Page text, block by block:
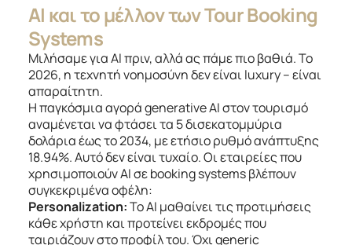
AI και το μέλλον των Tour Booking
Systems
Μιλήσαμε για AI πριν, αλλά ας πάμε πιο βαθιά. Το
2026, η τεχνητή νοημοσύνη δεν είναι luxury – είναι
απαραίτητη.
Η παγκόσμια αγορά generative AI στον τουρισμό
αναμένεται να φτάσει τα 5 δισεκατομμύρια
δολάρια έως το 2034, με ετήσιο ρυθμό ανάπτυξης
18.94%. Αυτό δεν είναι τυχαίο. Οι εταιρείες που
χρησιμοποιούν AI σε booking systems βλέπουν
συγκεκριμένα οφέλη:
Personalization:Το AI μαθαίνει τις προτιμήσεις
κάθε χρήστη και προτείνει εκδρομές που
ταιριάζουν στο προφίλ του. Όχι generic